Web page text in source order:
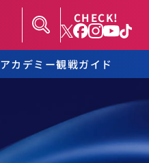
CHECK!
アカデミー観戦ガイド